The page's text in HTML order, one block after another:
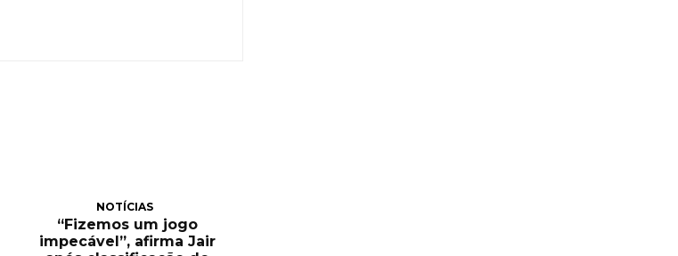
NOTÍCIAS
“Fizemos um jogo
impecável”, afirma Jair